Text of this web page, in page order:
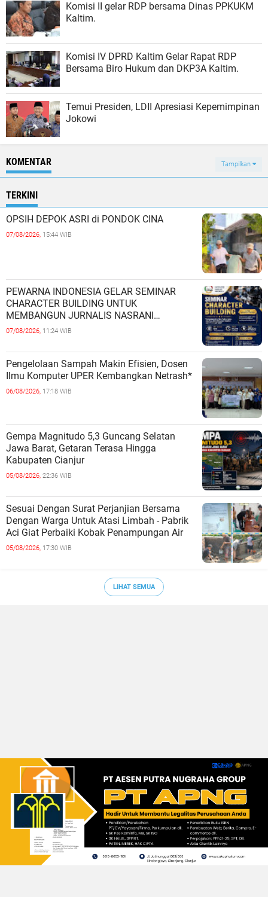
Komisi II gelar RDP bersama Dinas PPKUKM
Kaltim.
Komisi IV DPRD Kaltim Gelar Rapat RDP
Bersama Biro Hukum dan DKP3A Kaltim.
Temui Presiden, LDII Apresiasi Kepemimpinan
Jokowi
KOMENTAR Tampilkan
TERKINI
OPSIH DEPOK ASRI di PONDOK CINA
07/08/2026, 15:44 WIB
PEWARNA INDONESIA GELAR SEMINAR
CHARACTER BUILDING UNTUK
MEMBANGUN JURNALIS NASRANI
BERINTEGRITAS DAN BERDAMPAK*
07/08/2026, 11:24 WIB
Pengelolaan Sampah Makin Efisien, Dosen
Ilmu Komputer UPER Kembangkan Netrash*
06/08/2026, 17:18 WIB
Gempa Magnitudo 5,3 Guncang Selatan
Jawa Barat, Getaran Terasa Hingga
Kabupaten Cianjur
05/08/2026, 22:36 WIB
Sesuai Dengan Surat Perjanjian Bersama
Dengan Warga Untuk Atasi Limbah - Pabrik
Aci Giat Perbaiki Kobak Penampungan Air
05/08/2026, 17:30 WIB
LIHAT SEMUA